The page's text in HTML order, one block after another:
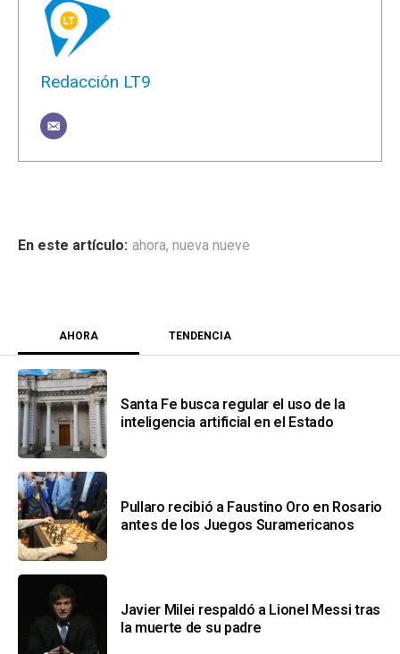
Redacción LT9
ahora, nueva nueve
AHORA TENDENCIA
Santa Fe busca regular el uso de la
inteligencia artificial en el Estado
Pullaro recibió a Faustino Oro en Rosario
antes de los Juegos Suramericanos
Javier Milei respaldó a Lionel Messi tras
la muerte de su padre